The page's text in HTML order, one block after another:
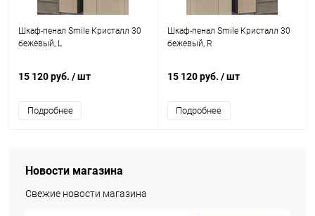
Шкаф-пенал Smile Кристалл 30
бежевый, L
15 120 руб. / шт
Подробнее
Шкаф-пенал Smile Кристалл 30
бежевый, R
15 120 руб. / шт
Подробнее
Новости магазина
Свежие новости магазина